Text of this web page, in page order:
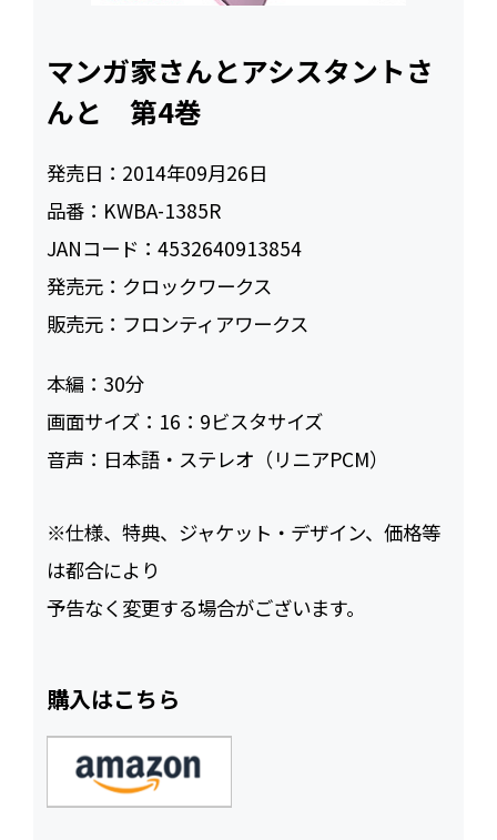
マンガ家さんとアシスタントさ
んと 第4巻
発売日： 2014年09月26日
品番： KWBA-1385R
JANコード：4532640913854
発売元： クロックワークス
販売元： フロンティアワークス
本編： 30
画面サイズ： 16：9ビスタサイズ
音声： 日本語・ステレオ（リニアPCM）
※仕様、特典、ジャケット・デザイン、価格等
は都合により
予告なく変更する場合がございます。
購入はこちら